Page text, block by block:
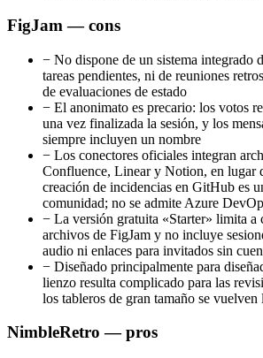
FigJam — cons
− No dispone de un sistema integrado
tareas pendientes, ni de reuniones
de evaluaciones de estado
− El anonimato es precario: los votos
una vez finalizada la sesión, y los
siempre incluyen un nombre
− Los conectores oficiales integran
Confluence, Linear y Notion, en lugar
creación de incidencias en GitHub es
comunidad; no se admite Azure
− La versión gratuita «Starter» limita a
archivos de FigJam y no incluye
audio ni enlaces para invitados sin
− Diseñado principalmente para
lienzo resulta complicado para las
los tableros de gran tamaño se vuelven
NimbleRetro — pros